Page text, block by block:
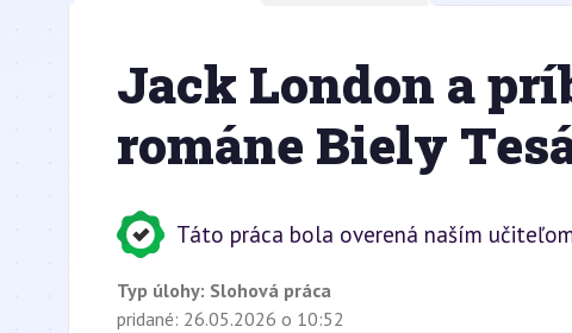
Jack London a
románe Biely
Táto práca bola overená naším
Typ úlohy: Slohová práca
pridané: 26.05.2026 o 10:52